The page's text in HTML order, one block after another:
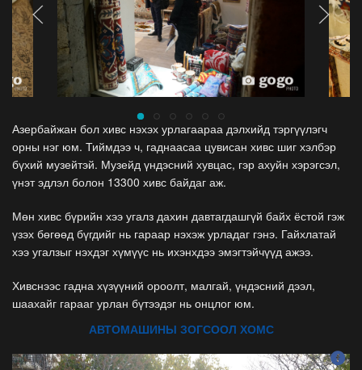
Азербайжан бол хивс нэхэх урлагаараа дэлхийд тэргүүлэгч
орны нэг юм. Тиймдээ ч, гаднаасаа цувисан хивс шиг хэлбэр
бүхий музейтэй. Музейд үндэсний хувцас, гэр ахуйн хэрэгсэл,
үнэт эдлэл болон 13300 хивс байдаг аж.
Мөн хивс бүрийн хээ угалз дахин давтагдашгүй байх ёстой гэж
үзэх бөгөөд бүгдийг нь гараар нэхэж урладаг гэнэ. Гайхлатай
хээ угалзыг нэхдэг хүмүүс нь ихэнхдээ эмэгтэйчүүд ажээ.
Хивснээс гадна хүзүүний ороолт, малгай, үндэсний дээл,
шаахайг гарааг урлан бүтээдэг нь онцлог юм.
АВТОМАШИНЫ ЗОГСООЛ ХОМС